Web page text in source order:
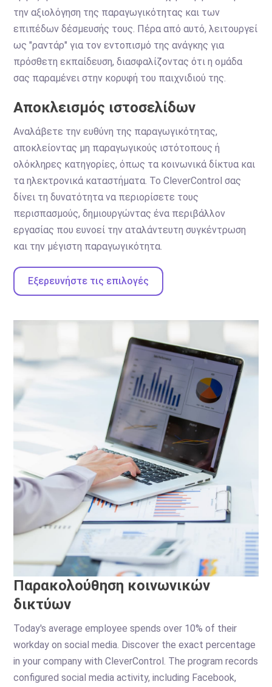
την αξιολόγηση της παραγωγικότητας και των
επιπέδων δέσμευσής τους. Πέρα από αυτό, λειτουργεί
ως "ραντάρ" για τον εντοπισμό της ανάγκης για
πρόσθετη εκπαίδευση, διασφαλίζοντας ότι η ομάδα
σας παραμένει στην κορυφή του παιχνιδιού της.
Αποκλεισμός ιστοσελίδων
Αναλάβετε την ευθύνη της παραγωγικότητας,
αποκλείοντας μη παραγωγικούς ιστότοπους ή
ολόκληρες κατηγορίες, όπως τα κοινωνικά δίκτυα και
τα ηλεκτρονικά καταστήματα. Το CleverControl σας
δίνει τη δυνατότητα να περιορίσετε τους
περισπασμούς, δημιουργώντας ένα περιβάλλον
εργασίας που ευνοεί την αταλάντευτη συγκέντρωση
και την μέγιστη παραγωγικότητα.
Εξερευνήστε τις επιλογές
Παρακολούθηση κοινωνικών
δικτύων
Today's average employee spends over 10% of their
workday on social media. Discover the exact percentage
in your company with CleverControl. The program records
configured social media activity, including Facebook,